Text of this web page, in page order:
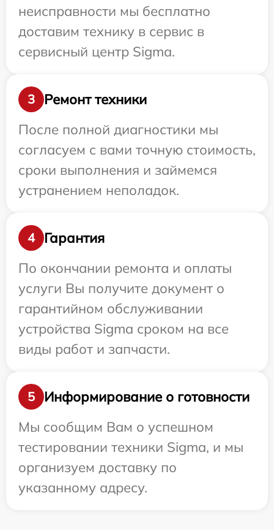
неисправности мы бесплатно
доставим технику в сервис в
сервисный центр Sigma.
3
Ремонт техники
После полной диагностики мы
согласуем с вами точную стоимость,
сроки выполнения и займемся
устранением неполадок.
4
Гарантия
По окончании ремонта и оплаты
услуги Вы получите документ о
гарантийном обслуживании
устройства Sigma сроком на все
виды работ и запчасти.
5
Информирование о готовности
Мы сообщим Вам о успешном
тестировании техники Sigma, и мы
организуем доставку по
указанному адресу.